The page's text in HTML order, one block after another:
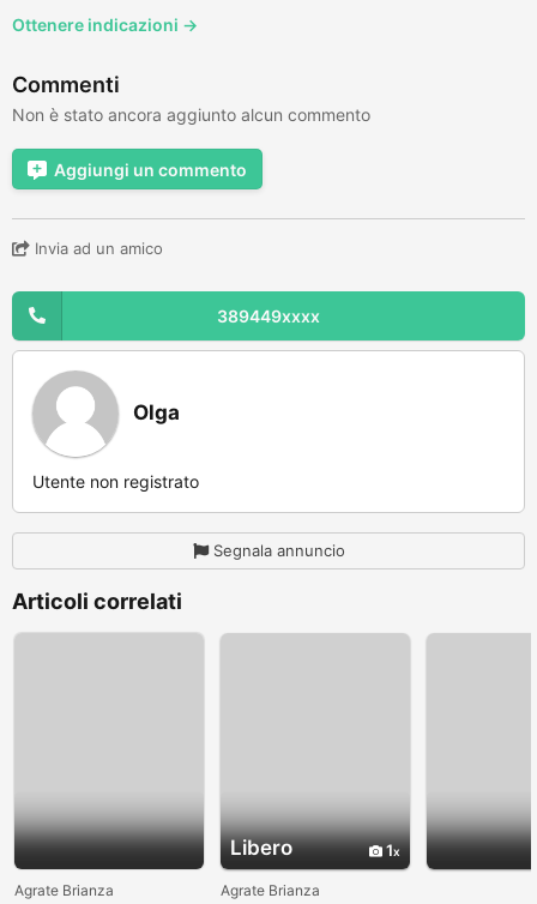
Ottenere indicazioni →
Commenti
Non è stato ancora aggiunto alcun commento
Aggiungi un commento
Invia ad un amico
389449xxxx
Olga
Utente non registrato
Segnala annuncio
Articoli correlati
Agrate Brianza
Libero 1
Agrate Brianza